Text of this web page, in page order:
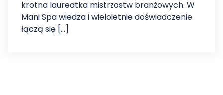
krotna laureatka mistrzostw branżowych. W
Mani Spa wiedza i wieloletnie doświadczenie
łączą się […]